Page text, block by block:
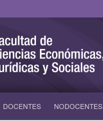
DOCENTES NODOCENTES